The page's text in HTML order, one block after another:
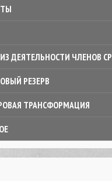
ДЕЯТЕЛЬНОСТИ ЧЛЕНОВ
РЕЗЕРВ
ТРАНСФОРМАЦИЯ